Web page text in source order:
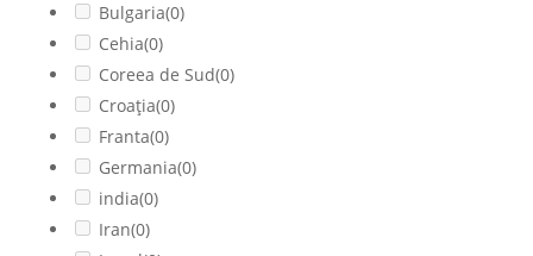
Bulgaria(0)
Cehia(0)
Coreea de Sud(0)
Croația(0)
Franta(0)
Germania(0)
india(0)
Iran(0)